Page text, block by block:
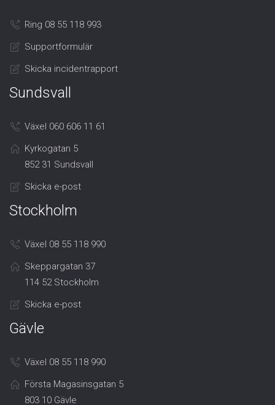
Ring 08 55 118 993
Supportformulär
Skicka incidentrapport
Sundsvall
Växel 060 606 11 61
Kyrkogatan 5
852 31 Sundsvall
Skicka e-post
Stockholm
Växel 08 55 118 990
Skeppargatan 37
114 52 Stockholm
Skicka e-post
Gävle
Växel 08 55 118 990
Första Magasinsgatan 5
803 10 Gävle